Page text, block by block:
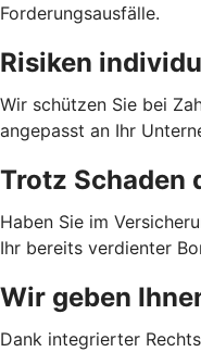
Forderungsausfälle.
Risiken
Wir schützen Sie bei
angepasst an Ihr
Trotz Schaden
Haben Sie im
Ihr bereits verdienter
Wir geben
Dank integrierter